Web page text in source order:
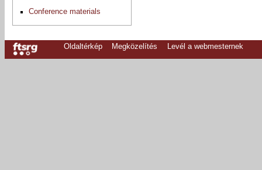
Conference materials
Oldaltérkép Megközelítés Levél a webmesternek